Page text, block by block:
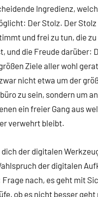
Ingredienz,
Der Stolz. Der
und frei zu tun, die
und die Freude darüber:
Ziele aller wohl
nicht etwa um der
zu sein, sondern um
ein freier Gang aus
verwehrt bleibt.
dich der digitalen
der digitalen
nach, es geht mit
ob es nicht besser